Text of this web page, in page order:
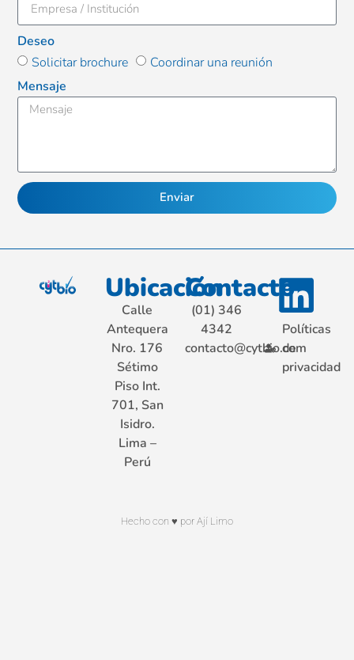
Deseo
Solicitar brochure
Coordinar una reunión
Mensaje
Enviar
Ubicación
Calle
Antequera
Nro. 176
Sétimo
Piso Int.
701, San
Isidro.
Lima –
Perú
Contacto
(01) 346
4342
contacto@cytbio.com
Políticas
de
privacidad
Hecho con ♥ por Ají Limo